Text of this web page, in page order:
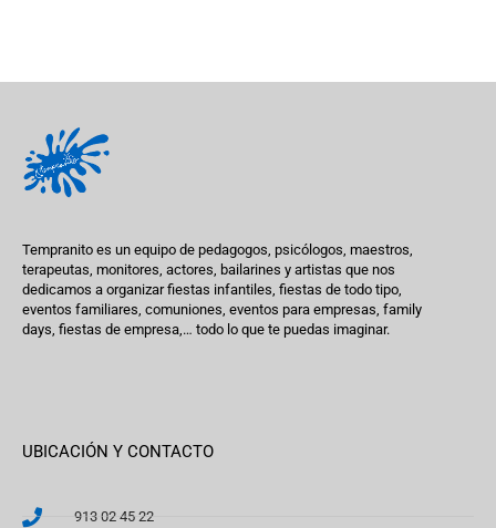
Tempranito es un equipo de pedagogos, psicólogos, maestros,
terapeutas, monitores, actores, bailarines y artistas que nos
dedicamos a organizar fiestas infantiles, fiestas de todo tipo,
eventos familiares, comuniones, eventos para empresas, family
days, fiestas de empresa,… todo lo que te puedas imaginar.
UBICACIÓN Y CONTACTO
913 02 45 22